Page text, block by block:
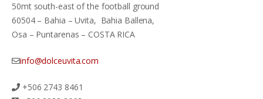
50mt south-east of the football ground
60504 – Bahia – Uvita, Bahia Ballena,
Osa – Puntarenas – COSTA RICA
info@dolceuvita.com
+506 2743 8461